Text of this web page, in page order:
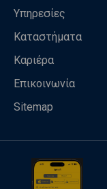
Υπηρεσίες
Καταστήματα
Καριέρα
Επικοινωνία
Sitemap